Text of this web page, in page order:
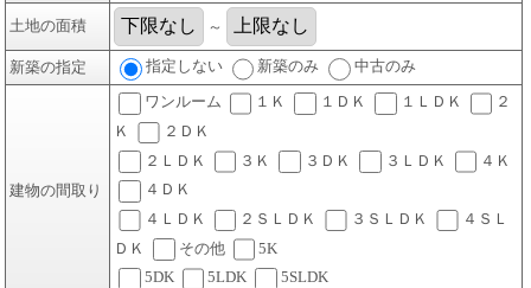
土地の面積 ～
新築の指定 指定しない 新築のみ 中古のみ
建物の間取り
ワンルーム １Ｋ １ＤＫ １ＬＤＫ
２
Ｋ
２ＤＫ
２ＬＤＫ
３Ｋ ３ＤＫ ３ＬＤＫ
４Ｋ
４ＤＫ
４ＬＤＫ
２ＳＬＤＫ ３ＳＬＤＫ
４ＳＬ
ＤＫ
その他
5K
5DK
5LDK
5SLDK